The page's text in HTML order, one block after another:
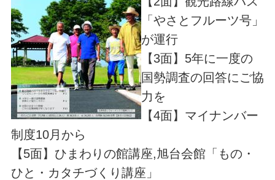
「やさとフルーツ号」
が運行
【3面】5年に一度の
国勢調査の回答にご協
力を
【4面】マイナンバー
制度10月から
【5面】ひまわりの館講座,旭台会館「もの・
ひと・カタチづくり講座」